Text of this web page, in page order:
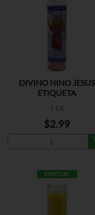
DIVINO NINO JESUS
ETIQUETA
1 EA
$2.99
ESPECIAL